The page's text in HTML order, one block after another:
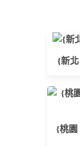
{新
{桃園